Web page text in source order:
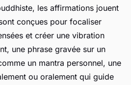
les affirmations jouent
conçues pour focaliser
et créer une vibration
une phrase gravée sur un
un mantra personnel, une
ou oralement qui guide